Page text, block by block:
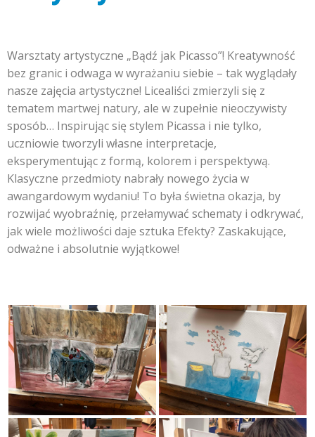
Warsztaty artystyczne „Bądź jak Picasso”! Kreatywność
bez granic i odwaga w wyrażaniu siebie – tak wyglądały
nasze zajęcia artystyczne! Licealiści zmierzyli się z
tematem martwej natury, ale w zupełnie nieoczywisty
sposób… Inspirując się stylem Picassa i nie tylko,
uczniowie tworzyli własne interpretacje,
eksperymentując z formą, kolorem i perspektywą.
Klasyczne przedmioty nabrały nowego życia w
awangardowym wydaniu! To była świetna okazja, by
rozwijać wyobraźnię, przełamywać schematy i odkrywać,
jak wiele możliwości daje sztuka Efekty? Zaskakujące,
odważne i absolutnie wyjątkowe!